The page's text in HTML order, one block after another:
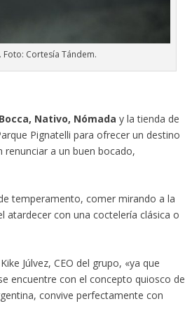
Cortesía Tándem.
Nativo, Nómada y la tienda de
Pignatelli para ofrecer un destino
renunciar a un buen bocado,
temperamento, comer mirando a la
atardecer con una coctelería clásica o
Júlvez, CEO del grupo, «ya que
encuentre con el concepto quiosco de
convive perfectamente con